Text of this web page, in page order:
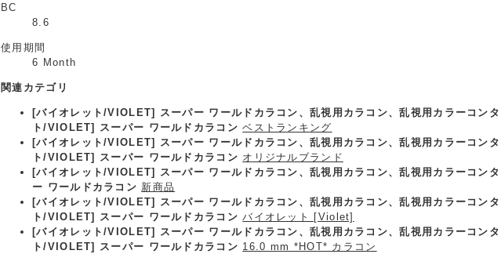
BC
8.6
使用期間
6 Month
関連カテゴリ
[バイオレット/VIOLET] スーパー ワールドカラコン、乱視用カラコン、乱視用カラーコン
ト/VIOLET] スーパー ワールドカラコン ベストランキング
[バイオレット/VIOLET] スーパー ワールドカラコン、乱視用カラコン、乱視用カラーコン
ト/VIOLET] スーパー ワールドカラコン オリジナルブランド
[バイオレット/VIOLET] スーパー ワールドカラコン、乱視用カラコン、乱視用カラーコン
ー ワールドカラコン 新商品
[バイオレット/VIOLET] スーパー ワールドカラコン、乱視用カラコン、乱視用カラーコン
ト/VIOLET] スーパー ワールドカラコン バイオレット [Violet]
[バイオレット/VIOLET] スーパー ワールドカラコン、乱視用カラコン、乱視用カラーコン
ト/VIOLET] スーパー ワールドカラコン 16.0 mm *HOT* カラコン